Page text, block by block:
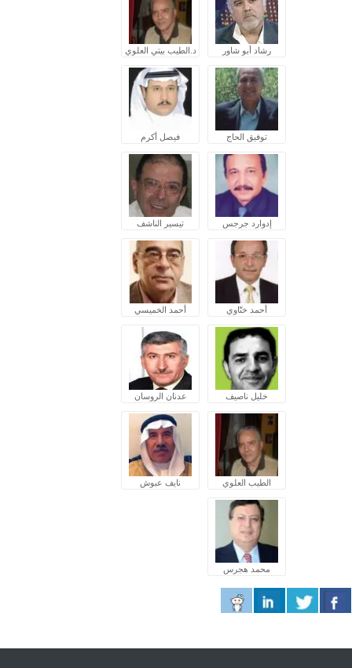
رشاد أبو شاور د.الطيب بيتي العلوي
توفيق الحاج فيصل أكرم
إدوارد جرجس تيسير الناشف
أحمد ختّاوي أحمد الخميسي
خليل ناصيف عدنان الروسان
الطيب العلوي نايف عبوش
محمد هجرس